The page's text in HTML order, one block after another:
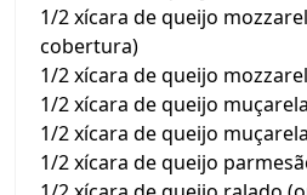
1/2 xícara de queijo
cobertura)
1/2 xícara de queijo
1/2 xícara de queijo
1/2 xícara de queijo
1/2 xícara de queijo